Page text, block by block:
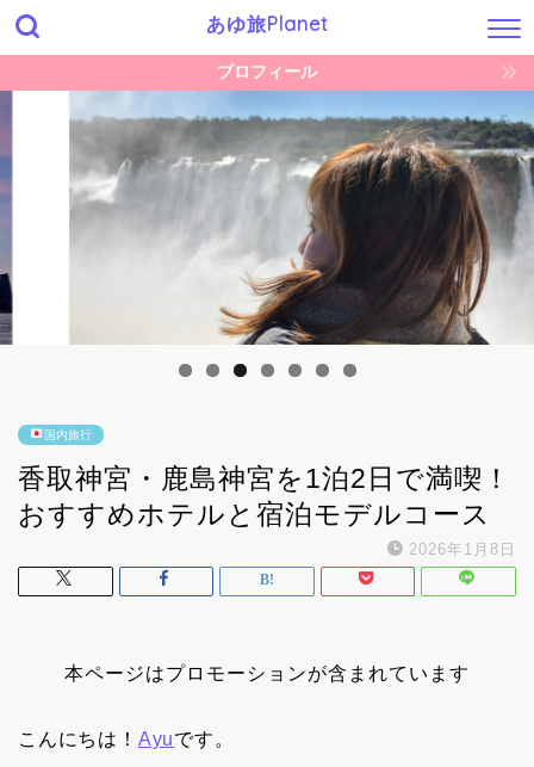
あゆ旅Planet
プロフィール
国内旅行
香取神宮・鹿島神宮を1泊2日で満喫！
おすすめホテルと宿泊モデルコース
2026年1月8日
本ページはプロモーションが含まれています
こんにちは！ Ayuです。